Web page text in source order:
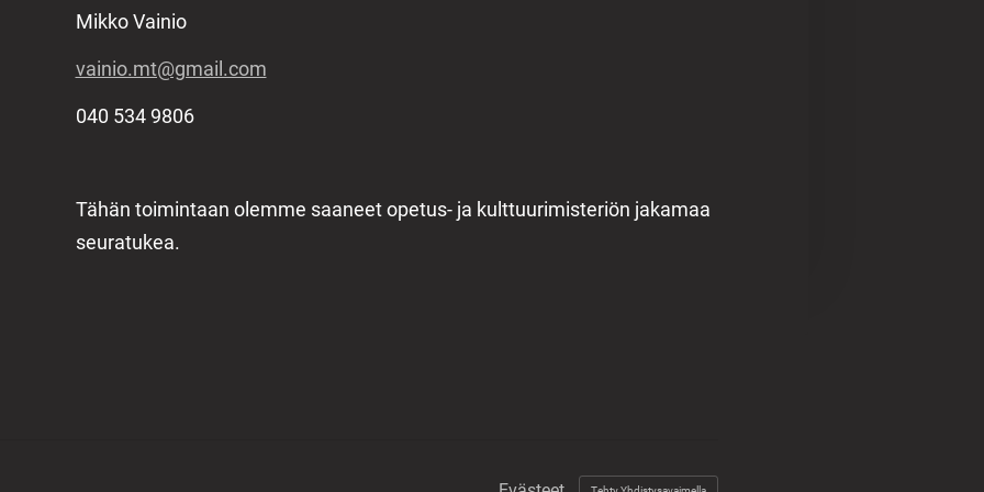
Mikko Vainio
vainio.mt@gmail.com
040 534 9806
Tähän toimintaan olemme saaneet opetus- ja kulttuurimisteriön jakamaa
seuratukea.